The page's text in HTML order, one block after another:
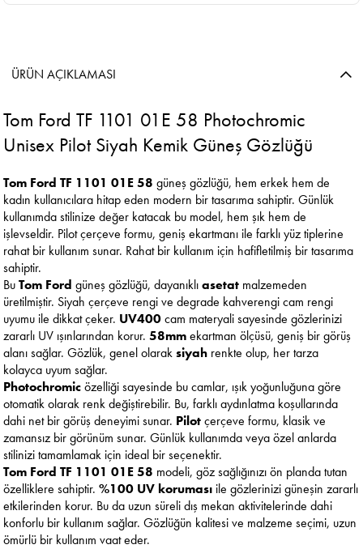
ÜRÜN AÇIKLAMASI
Tom Ford TF 1101 01E 58 Photochromic
Unisex Pilot Siyah Kemik Güneş Gözlüğü
Tom Ford TF 1101 01E 58 güneş gözlüğü, hem erkek hem de
kadın kullanıcılara hitap eden modern bir tasarıma sahiptir. Günlük
kullanımda stilinize değer katacak bu model, hem şık hem de
işlevseldir. Pilot çerçeve formu, geniş ekartmanı ile farklı yüz tiplerine
rahat bir kullanım sunar. Rahat bir kullanım için hafifletilmiş bir tasarıma
sahiptir.
BuTom Ford güneş gözlüğü, dayanıklıasetat malzemeden
üretilmiştir. Siyah çerçeve rengi ve degrade kahverengi cam rengi
uyumu ile dikkat çeker. UV400cam materyali sayesinde gözlerinizi
zararlı UV ışınlarından korur.58mmekartman ölçüsü, geniş bir görüş
alanı sağlar. Gözlük, genel olaraksiyah renkte olup, her tarza
kolayca uyum sağlar.
Photochromicözelliği sayesinde bu camlar, ışık yoğunluğuna göre
otomatik olarak renk değiştirebilir. Bu, farklı aydınlatma koşullarında
dahi net bir görüş deneyimi sunar. Pilotçerçeve formu, klasik ve
zamansız bir görünüm sunar. Günlük kullanımda veya özel anlarda
stilinizi tamamlamak için ideal bir seçenektir.
Tom Ford TF 1101 01E 58 modeli, göz sağlığınızı ön planda tutan
özelliklere sahiptir.%100 UV koruması ile gözlerinizi güneşin zararlı
etkilerinden korur. Bu da uzun süreli dış mekan aktivitelerinde dahi
konforlu bir kullanım sağlar. Gözlüğün kalitesi ve malzeme seçimi, uzun
ömürlü bir kullanım vaat eder.